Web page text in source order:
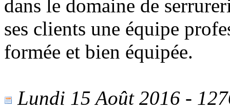
dans le domaine de
ses clients une équipe
formée et bien équipée.
Lundi 15 Août 2016 -